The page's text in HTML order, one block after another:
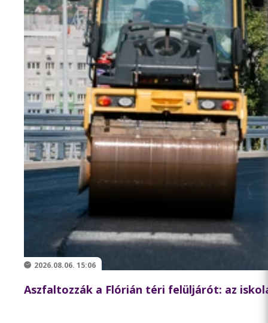
2026.08.06. 15:06
Aszfaltozzák a Flórián téri felüljárót: az